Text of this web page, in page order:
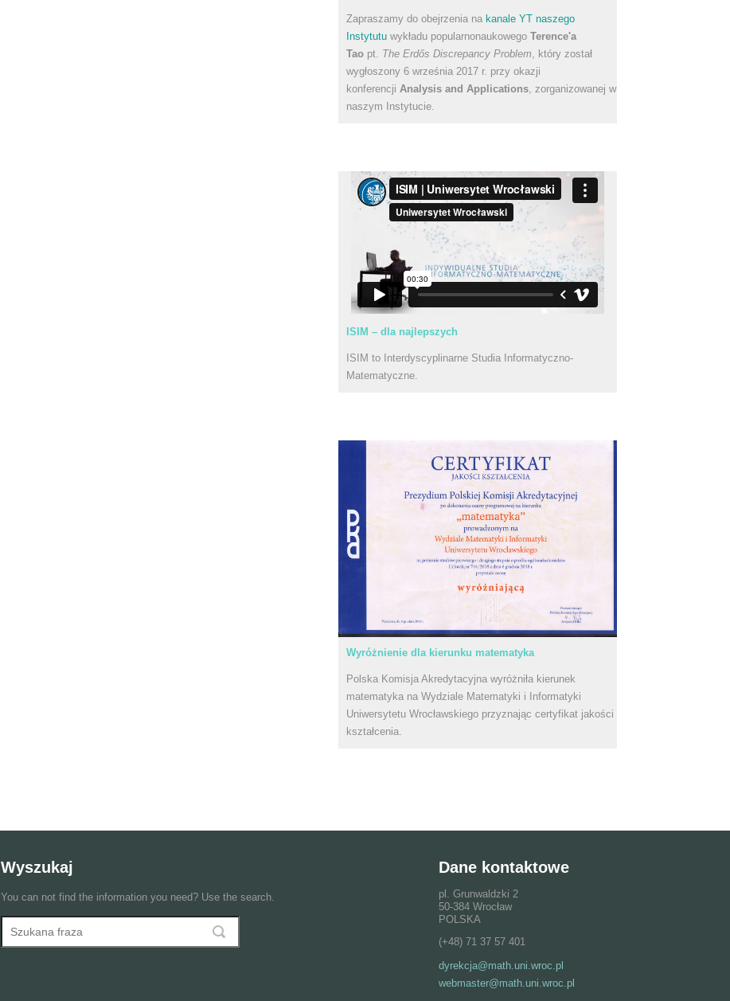
Zapraszamy do obejrzenia na kanale YT naszego
Instytutu wykładu popularnonaukowego Terence'a
Tao pt. The Erdős Discrepancy Problem , który został
wygłoszony 6 września 2017 r. przy okazji
konferencji Analysis and Applications , zorganizowanej w
naszym Instytucie.
ISIM – dla najlepszych
ISIM to Interdyscyplinarne Studia Informatyczno-
Matematyczne.
Wyróżnienie dla kierunku matematyka
Polska Komisja Akredytacyjna wyróżniła kierunek
matematyka na Wydziale Matematyki i Informatyki
Uniwersytetu Wrocławskiego przyznając certyfikat jakości
kształcenia.
Wyszukaj
You can not find the information you need? Use the search.
Formularz wyszukiwania
Wyszukaj
Dane kontaktowe
pl. Grunwaldzki 2
50-384 Wrocław
POLSKA
(+48) 71 37 57 401
dyrekcja@math.uni.wroc.pl
webmaster@math.uni.wroc.pl